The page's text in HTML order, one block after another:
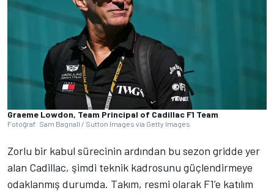
Graeme Lowdon, Team Principal of Cadillac F1 Team
Fotoğraf: Sam Bagnall / Sutton Images via Getty Images
Zorlu bir kabul sürecinin ardından bu sezon gridde yer
alan Cadillac, şimdi teknik kadrosunu güçlendirmeye
odaklanmış durumda. Takım, resmi olarak F1’e katılım